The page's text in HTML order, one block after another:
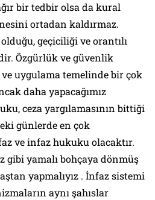
bir tedbir olsa da kural
ortadan kaldırmaz.
geçiciliği ve orantılı
Özgürlük ve güvenlik
uygulama temelinde bir çok
daha yapacağımız
ceza yargılamasının bittiği
günlerde en çok
ve infaz hukuku olacaktır.
gibi yamalı bohçaya dönmüş
yapmalıyız . İnfaz sistemi
aynı şahıslar